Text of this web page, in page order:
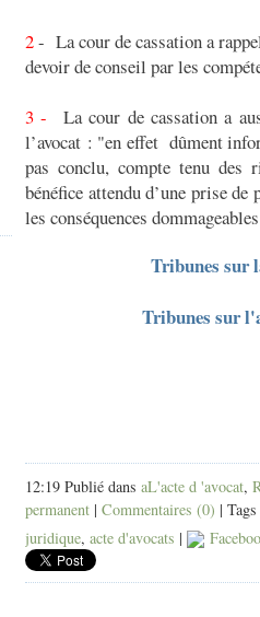
2- La cour de cassation a
devoir de conseil par les
3 - La cour de cassation a
l’avocat : "en effet dûment
pas conclu, compte tenu des
bénéfice attendu d’une prise
les conséquences
Tribunes sur
Tribunes sur
12:19 Publié dans aL'acte d 'avocat,
permanent | Commentaires (0) |
juridique, acte d'avocats |